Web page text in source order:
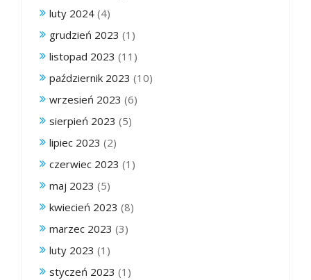
luty 2024 (4)
grudzień 2023 (1)
listopad 2023 (11)
październik 2023 (10)
wrzesień 2023 (6)
sierpień 2023 (5)
lipiec 2023 (2)
czerwiec 2023 (1)
maj 2023 (5)
kwiecień 2023 (8)
marzec 2023 (3)
luty 2023 (1)
styczeń 2023 (1)